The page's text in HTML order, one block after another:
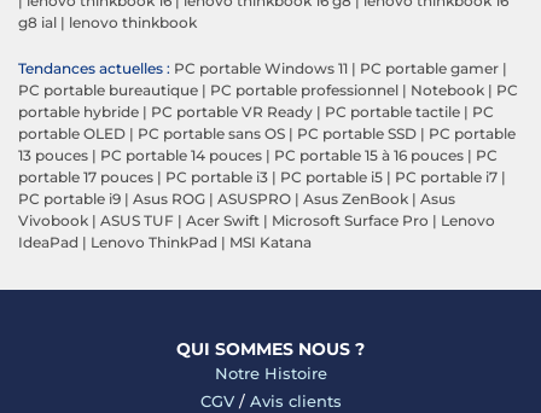
g8 ial | lenovo thinkbook
Tendances actuelles : PC portable Windows 11 | PC portable gamer |
PC portable bureautique | PC portable professionnel | Notebook | PC
portable hybride | PC portable VR Ready | PC portable tactile | PC
portable OLED | PC portable sans OS | PC portable SSD | PC portable
13 pouces | PC portable 14 pouces | PC portable 15 à 16 pouces | PC
portable 17 pouces | PC portable i3 | PC portable i5 | PC portable i7 |
PC portable i9 | Asus ROG | ASUSPRO | Asus ZenBook | Asus
Vivobook | ASUS TUF | Acer Swift | Microsoft Surface Pro | Lenovo
IdeaPad | Lenovo ThinkPad | MSI Katana
QUI SOMMES NOUS ?
Notre Histoire
CGV/ Avis clients